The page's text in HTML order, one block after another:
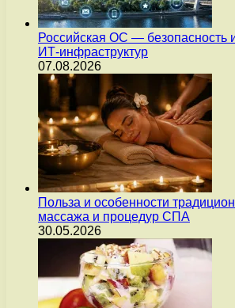
Российская ОС — безопасность
ИТ-инфраструктур
07.08.2026
Польза и особенности
массажа и процедур СПА
30.05.2026